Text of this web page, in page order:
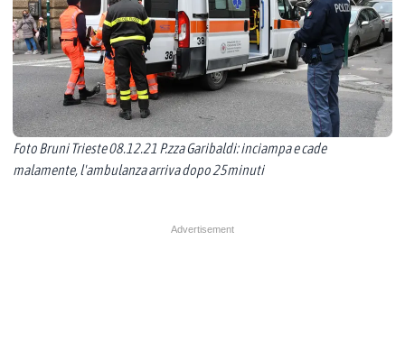
Foto Bruni Trieste 08.12.21 P.zza Garibaldi: inciampa e cade
malamente, l'ambulanza arriva dopo 25minuti